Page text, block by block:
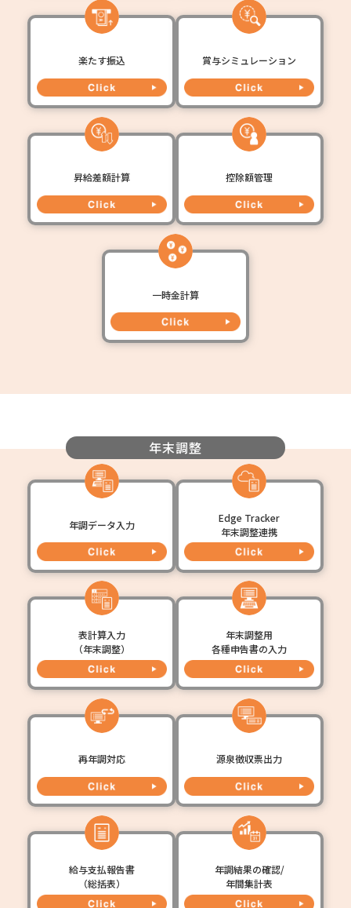
楽たす振込 賞与シミュレーション
昇給差額計算 控除額管理
一時金計算
年末調整
年調データ入力
Edge Tracker
年末調整連携
表計算入力
（年末調整）
年末調整用
各種申告書の入力
再年調対応 源泉徴収票出力
給与支払報告書
（総括表）
年調結果の確認/
年間集計表